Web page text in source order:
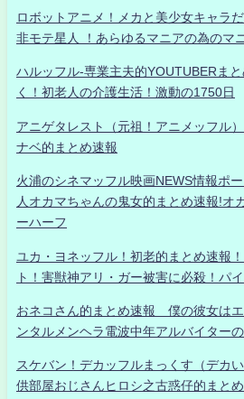
ロボットアニメ！メカと美少女キャラ
非モテ星人 ！あらゆるマニアの為のマ
ハルッフル-専業主夫的YOUTUBERま
く！初老人の介護生活！激動の1750日
アニゲタレスト（元祖！アニメッフル
ナベ的まとめ速報
火浦のシネマッフル映画NEWS情報ポ
人オカマちゃんの鬼女的まとめ速報!オ
ーハーフ
ユカ・ヨネッフル！初老的まとめ速報
ト！害獣神アリ・ガー被害に必殺！パ
おネコさん的まとめ速報 僕の彼女は
ンタルメンヘラ電波中年アルバイター
スケバン！デカッフルまっくす（デカ
供部屋おじさんヒロシ之古惑仔的まと